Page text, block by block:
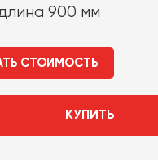
900 мм
СТОИМОСТЬ
КУПИТЬ